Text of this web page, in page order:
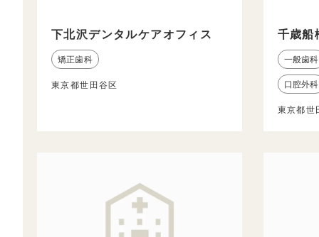
下北沢デンタルケアオフィス
矯正歯科
東京都世田谷区
千歳船
一般歯科
口腔外科
東京都世